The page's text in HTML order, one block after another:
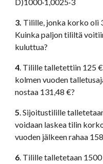
3. Tilille, jonka korko oli
Kuinka paljon tililtä
kuluttua?
4. Tilille talletettiin 125
kolmen vuoden
nostaa 131,48 €?
5. Sijoitustilille
voidaan laskea tilin
vuoden jälkeen rahaa
6. Tilille talletetaan